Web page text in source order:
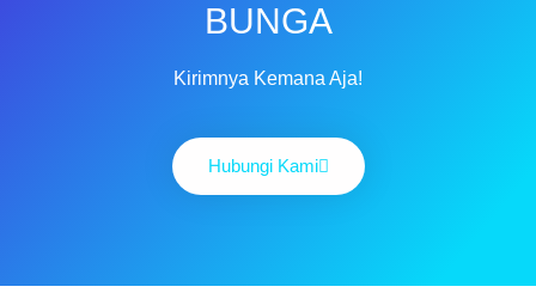
BUNGA
Kirimnya Kemana Aja!
Hubungi Kami